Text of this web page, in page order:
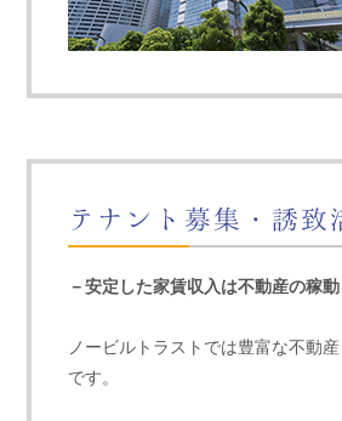
テナント募集・誘致
－安定した家賃収入は不動産の稼
ノービルトラストでは豊富な不動
です。